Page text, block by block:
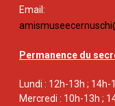
Email:
Permanence du
Lundi : 12h-13h ; 14h-
Mercredi : 10h-13h ;